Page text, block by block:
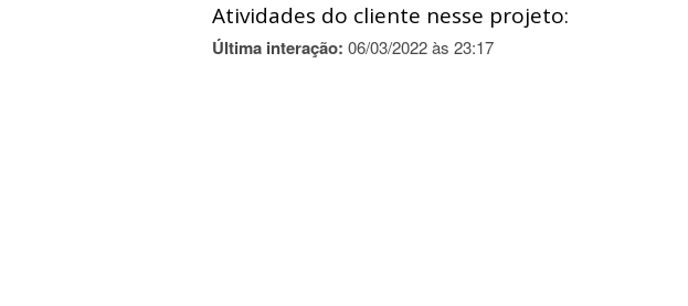
Atividades do cliente nesse projeto:
Última interação: 06/03/2022 às 23:17